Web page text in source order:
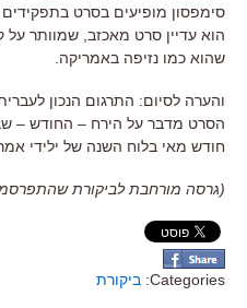
סימפסון מופיעים בסרט בתפקידים
הוא עדיין סרט מאכזב שמוותר על
שהוא כמו נזיפה באמריקה
והערה לסיום: התרגום הנכון
הסרט מדבר על הירח – החודש –
חודש מאי בלוח השנה של ילידי
(גרסה מורחבת לביקורת שהתפרסמה
Categories: ביקורת